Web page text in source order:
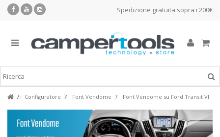
Spedizione gratuita sopra i 200€
Configuratore Font Vendome Font Vendome su Ford Transit VI